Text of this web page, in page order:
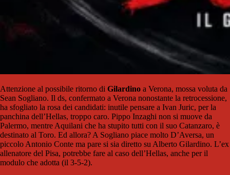
Attenzione al possibile ritorno di Gilardino a Verona, mossa voluta da
Sean Sogliano. Il ds, confermato a Verona nonostante la retrocessione,
ha sfogliato la rosa dei candidati: inutile pensare a Ivan Juric, per la
panchina dell’Hellas, troppo caro. Pippo Inzaghi non si muove da
Palermo, mentre Aquilani che ha stupito tutti con il suo Catanzaro, è
destinato al Toro. Ed allora? A Sogliano piace molto D’Aversa, un
piccolo Antonio Conte ma pare si sia diretto su Alberto Gilardino. L’ex
allenatore del Pisa, potrebbe fare al caso dell’Hellas, anche per il
modulo che adotta (il 3-5-2).